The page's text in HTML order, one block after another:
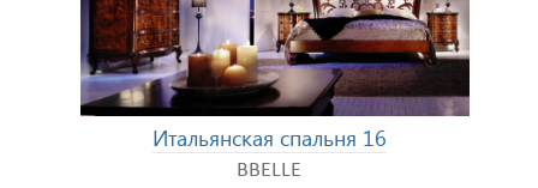
Итальянская спальня 16
BBELLE